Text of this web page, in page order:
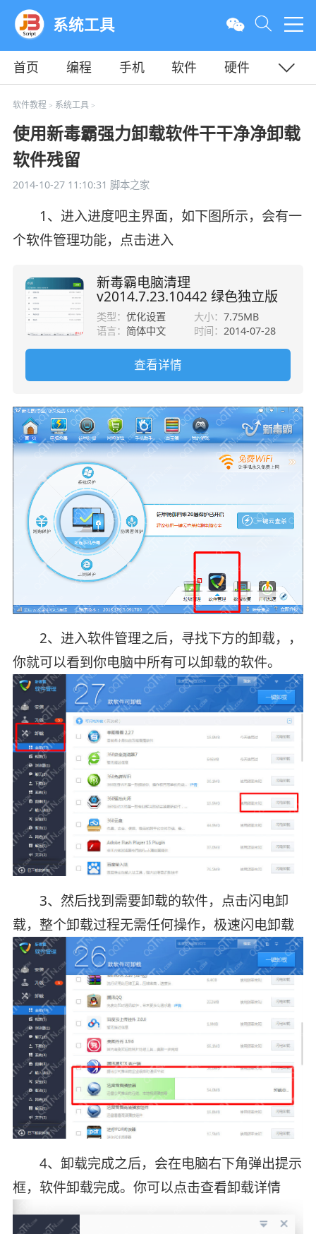
系统工具
首页 编程 手机 软件
硬件
教程
平面
软件教程 > 系统工具>
使用新毒霸强力卸载软件干干净净卸载
软件残留
2014-10-27 11:10:31 脚本之家
1、进入进度吧主界面，如下图所示，会有一
个软件管理功能，点击进入
新毒霸电脑清理
v2014.7.23.10442 绿色独立版
类型：优化设置 大小： 7.75MB
语言： 简体中文 时间： 2014-07-28
查看详情
2、进入软件管理之后，寻找下方的卸载，，
你就可以看到你电脑中所有可以卸载的软件。
3、然后找到需要卸载的软件，点击闪电卸
载，整个卸载过程无需任何操作，极速闪电卸载
4、卸载完成之后，会在电脑右下角弹出提示
框，软件卸载完成。你可以点击查看卸载详情